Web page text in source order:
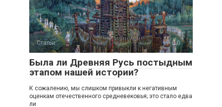
Статьи 0
Была ли Древняя Русь постыдным
этапом нашей истории?
К сожалению, мы слишком привыкли к негативным
оценкам отечественного средневековья; это стало едва
ли